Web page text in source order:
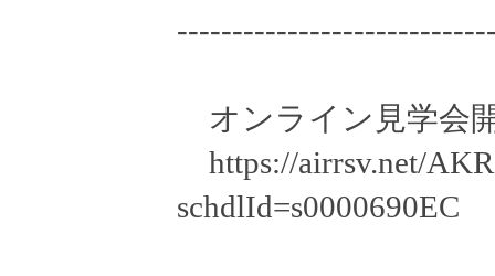
オンライン見学会
https://airrsv.net/
schdlId=s0000690EC